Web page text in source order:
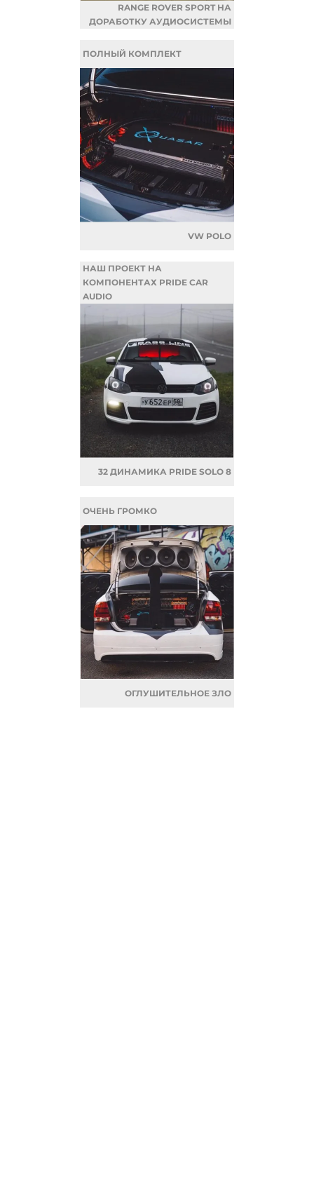
RANGE ROVER SPORT НА
ДОРАБОТКУ АУДИОСИСТЕМЫ
ПОЛНЫЙ КОМПЛЕКТ
VW POLO
НАШ ПРОЕКТ НА
КОМПОНЕНТАХ PRIDE CAR
AUDIO
32 ДИНАМИКА PRIDE SOLO 8
ОЧЕНЬ ГРОМКО
ОГЛУШИТЕЛЬНОЕ ЗЛО